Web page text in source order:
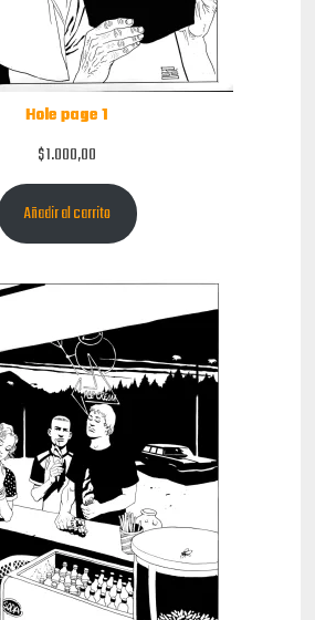
Hole page 1
$1.000,00
Añadir al carrito